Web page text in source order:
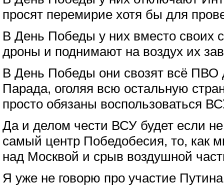
просят перемирие хотя бы для
В День Победы у них вместо своих
дроны и поднимают на воздух их
В День Победы они свозят всё ПВО
Парада, оголяя всю остальную
просто обязаны воспользоваться
Да и делом чести ВСУ будет если
самый центр Победобесия, то, как
над Москвой и срыв воздушной
Я уже не говорю про участие